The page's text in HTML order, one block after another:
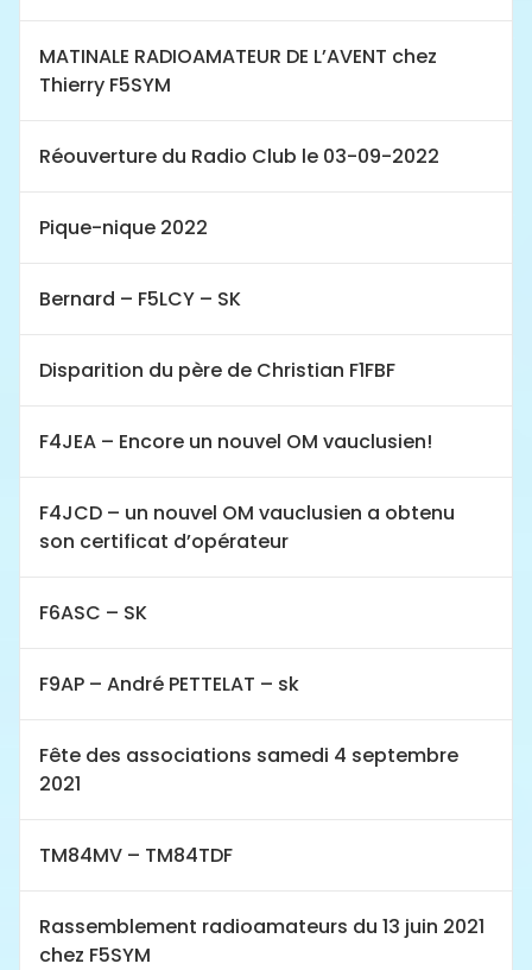
MATINALE RADIOAMATEUR DE L’AVENT chez
Thierry F5SYM
Réouverture du Radio Club le 03-09-2022
Pique-nique 2022
Bernard – F5LCY – SK
Disparition du père de Christian F1FBF
F4JEA – Encore un nouvel OM vauclusien!
F4JCD – un nouvel OM vauclusien a obtenu
son certificat d’opérateur
F6ASC – SK
F9AP – André PETTELAT – sk
Fête des associations samedi 4 septembre
2021
TM84MV – TM84TDF
Rassemblement radioamateurs du 13 juin 2021
chez F5SYM